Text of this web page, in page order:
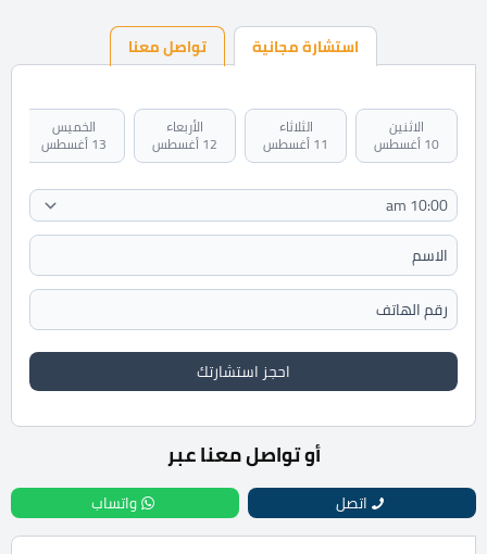
استشارة مجانية تواصل معنا
الاثنين
10 أغسطس
الثلاثاء
11 أغسطس
الأربعاء
12 أغسطس
الخميس
13 أغسطس
احجز استشارتك
أو تواصل معنا عبر
اتصل واتساب